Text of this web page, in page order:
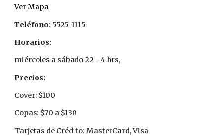
Ver Mapa
Teléfono: 5525-1115
Horarios:
miércoles a sábado 22 - 4 hrs,
Precios:
Cover: $100
Copas: $70 a $130
Tarjetas de Crédito: MasterCard, Visa